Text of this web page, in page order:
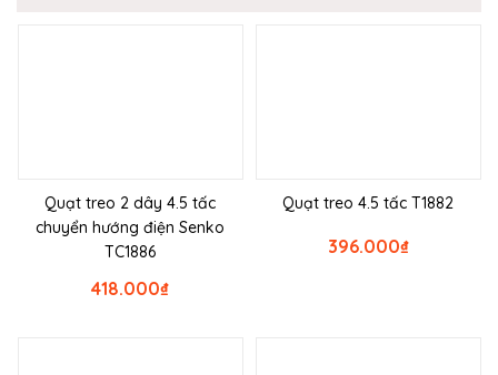
Quạt treo 2 dây 4.5 tấc
chuyển hướng điện Senko
TC1886
₫
418.000
Quạt treo 4.5 tấc T1882
₫
396.000